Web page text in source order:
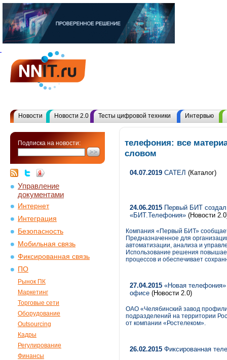
Новости Новости 2.0 Тесты цифровой техники Интервью
Подписка на новости:
Управление
документами
Интернет
Интеграция
Безопасность
Мобильная связь
Фиксированная связь
ПО
Рынок ПК
Маркетинг
Торговые сети
Оборудование
Outsourcing
Кадры
Регулирование
Финансы
телефония: все
словом
04.07.2019 САТЕЛ (Каталог)
24.06.2015 Первый БИТ
«БИТ.Телефония» (Новости
Компания «Первый БИТ»
Предназначенное для
автоматизации, анализа и
Использование решения
процессов и обеспечивает
27.04.2015 «Новая телефония»
офисе (Новости 2.0)
ОАО «Челябинский завод
подразделений на территории
от компании «Ростелеком».
26.02.2015 Фиксированная